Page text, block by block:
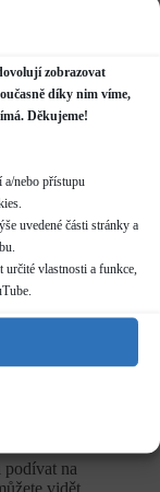
zobrazovat
díky nim víme,
Děkujeme!
nebo přístupu
uvedené části stránky a
vlastnosti a funkce,
podívat na
vidět